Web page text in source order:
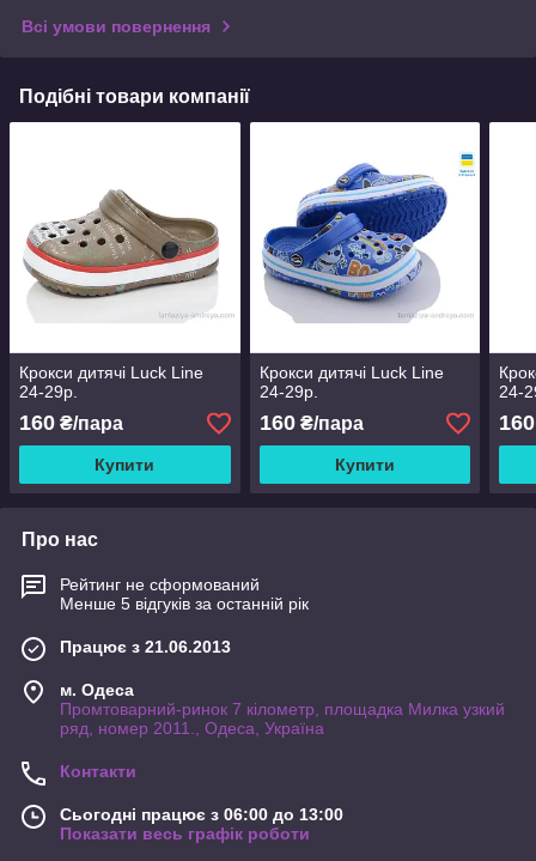
Всі умови повернення
Подібні товари компанії
Крокси дитячі Luck Line
24-29р.
160 ₴/пара
Купити
Крокси дитячі Luck Line
24-29р.
160₴/пара
Купити
24-
160
Про нас
Рейтинг не сформований
Менше 5 відгуків за останній рік
Працює з 21.06.2013
м. Одеса
Промтоварний-ринок 7 кілометр, площадка Милка узкий
ряд, номер 2011., Одеса, Україна
Контакти
Сьогодні працює з 06:00 до 13:00
Показати весь графік роботи